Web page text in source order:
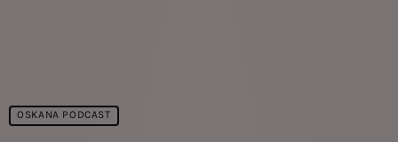
OSKANA PODCAST